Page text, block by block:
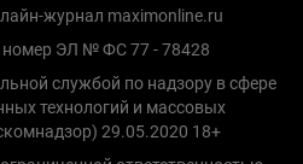
журнал maximonline.ru
номер ЭЛ № ФС 77 - 78428
службой по надзору в сфере
технологий и массовых
29.05.2020 18+